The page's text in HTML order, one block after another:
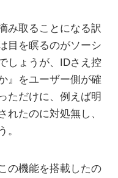
み取ることになる訳
目を瞑るのがソーシ
しょうが、IDさえ控
』をユーザー側が確
ただけに、例えば明
れたのに対処無し、
。
の機能を搭載したの